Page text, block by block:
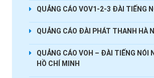
QUẢNG CÁO VOV1-2-3 ĐÀI TIẾNG
QUẢNG CÁO ĐÀI PHÁT THANH HÀ
QUẢNG CÁO VOH – ĐÀI TIẾNG NÓI
HỒ CHÍ MINH